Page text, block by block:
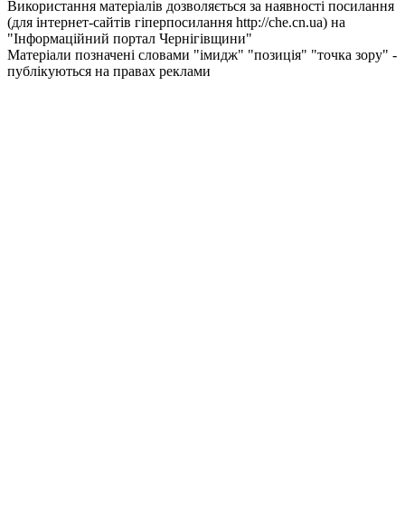
Використання матеріалів дозволяється за наявності посилання
(для інтернет-сайтів гіперпосилання http://che.cn.ua) на
"Інформаційний портал Чернiгiвщини"
Матеріали позначені словами "імидж" "позиція" "точка зору" -
публікуються на правах реклами